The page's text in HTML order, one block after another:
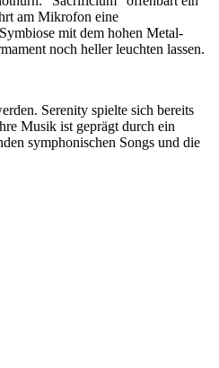
am Mikrofon eine
mit dem hohen Metal-
noch heller leuchten lassen.
Serenity spielte sich bereits
Musik ist geprägt durch ein
symphonischen Songs und die